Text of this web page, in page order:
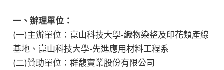
一、辦理單位：
(一)主辦單位：崑山科技大學-織物染整及印花類產線
基地、崑山科技大學-先進應用材料工程系
(二)贊助單位：群馥實業股份有限公司